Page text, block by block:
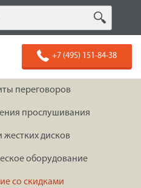
+7 (495) 151-84-38
переговоров
прослушивания
жестких дисков
оборудование
со скидками